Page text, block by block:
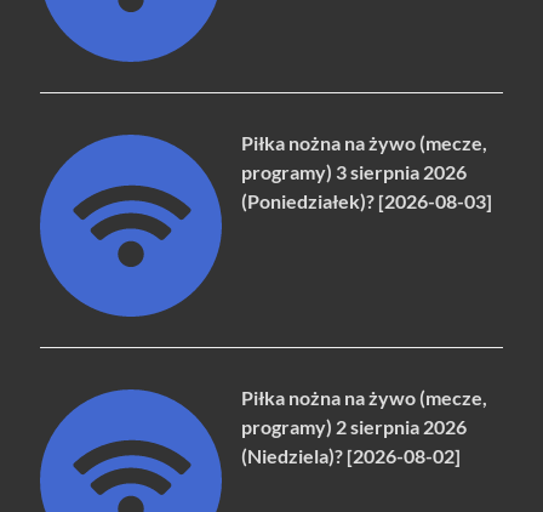
Piłka nożna na żywo (mecze,
programy) 3 sierpnia 2026
(Poniedziałek)? [2026-08-03]
Piłka nożna na żywo (mecze,
programy) 2 sierpnia 2026
(Niedziela)? [2026-08-02]